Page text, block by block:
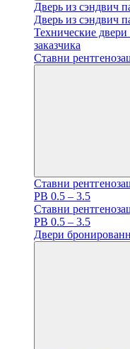
Дверь из сэндвич
Дверь из сэндвич
Технические
заказчика
Ставни
Ставни
PB 0.5 – 3.5
Ставни
PB 0.5 – 3.5
Двери